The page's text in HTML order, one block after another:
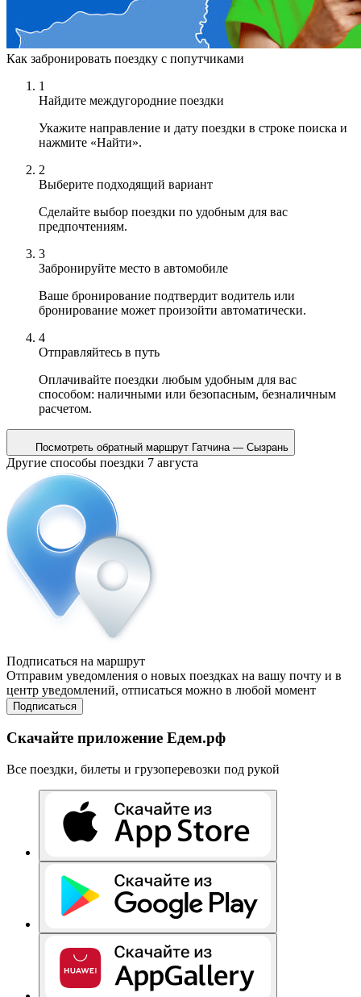
Как забронировать поездку с попутчиками
1
Найдите междугородние поездки
Укажите направление и дату поездки в строке поиска и
нажмите «Найти».
2
Выберите подходящий вариант
Сделайте выбор поездки по удобным для вас
предпочтениям.
3
Забронируйте место в автомобиле
Ваше бронирование подтвердит водитель или
бронирование может произойти автоматически.
4
Отправляйтесь в путь
Оплачивайте поездки любым удобным для вас
способом: наличными или безопасным, безналичным
расчетом.
Посмотреть обратный маршрут Гатчина — Сызрань
Другие способы поездки 7 августа
Подписаться на маршрут
Отправим уведомления о новых поездках на вашу почту и в
центр уведомлений, отписаться можно в любой момент
Подписаться
Скачайте приложение Едем.рф
Все поездки, билеты и грузоперевозки под рукой